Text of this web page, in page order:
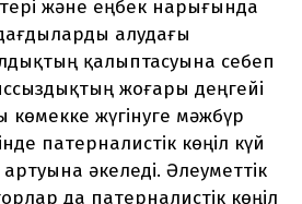
және еңбек нарығында
алудағы
қалыптасуына себеп
жоғары деңгейі
жүгінуге мәжбүр
патерналистік көңіл күй
әкеледі. Әлеуметтік
да патерналистік көңіл